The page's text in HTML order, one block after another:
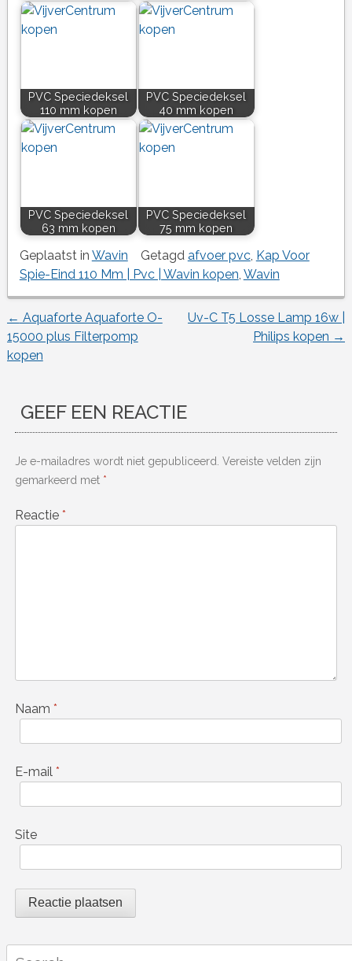
PVC Speciedeksel
110 mm kopen
PVC Speciedeksel
40 mm kopen
PVC Speciedeksel
63 mm kopen
PVC Speciedeksel
75 mm kopen
Geplaatst in Wavin Getagd afvoer pvc, Kap Voor
Spie-Eind 110 Mm | Pvc | Wavin kopen Wavin
Berichtnavigatie
← Aquaforte Aquaforte O-
15000 plus Filterpomp
kopen
Uv-C T5 Losse Lamp 16w |
Philips kopen →
GEEF EEN REACTIE
Je e-mailadres wordt niet gepubliceerd. Vereiste velden zijn
gemarkeerd met *
Reactie *
Naam *
E-mail *
Site